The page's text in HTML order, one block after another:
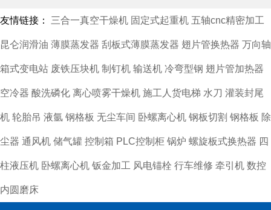
友情链接： 三合一真空干燥机 固定式起重机 五轴cnc精密加工
昆仑润滑油 薄膜蒸发器 刮板式薄膜蒸发器 翅片管换热器 万向轴
箱式变电站 废铁压块机 制钉机 输送机 冷弯型钢 翅片管加热器
空冷器 酸洗磷化 离心喷雾干燥机 施工人货电梯 水刀 灌装封尾
机 轮胎吊 液氩 钢格板 无尘车间 卧螺离心机 钢板切割 钢格板 除
尘器 通风机 储气罐 控制箱 PLC控制柜 锅炉 螺旋板式换热器 四
柱液压机 卧螺离心机 钣金加工 风电锚栓 行车维修 牵引机 数控
内圆磨床